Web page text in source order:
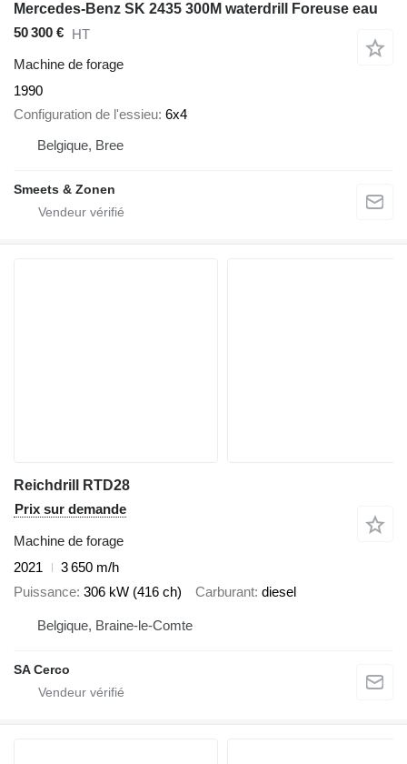
Mercedes-Benz SK 2435 300M waterdrill Foreuse eau
50 300 € HT
Machine de forage
1990
Configuration de l'essieu 6x4
Belgique, Bree
Smeets & Zonen
Reichdrill RTD28
Prix sur demande
Machine de forage
2021
3 650 m/h
Puissance 306 kW (416 ch) Carburant diesel
Belgique, Braine-le-Comte
SA Cerco